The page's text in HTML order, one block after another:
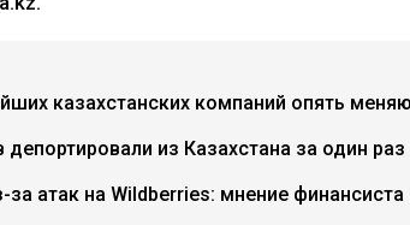
казахстанских компаний опять
из Казахстана за один раз
за атак на Wildberries: мнение финансиста